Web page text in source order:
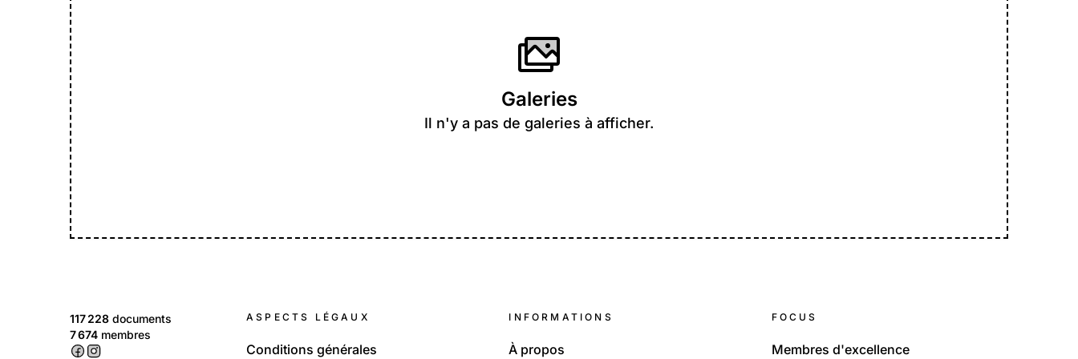
Galeries
Il n'y a pas de galeries à afficher.
ASPECTS LÉGAUX
Conditions générales
INFORMATIONS
À propos
FOCUS
Membres d'excellence
117 228 documents
7 674 membres